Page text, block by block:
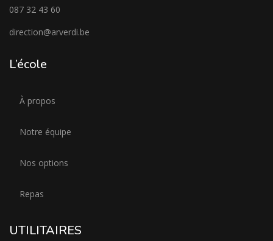
087 32 43 60
direction@arverdi.be
L’école
À propos
Notre équipe
Nos options
Repas
UTILITAIRES